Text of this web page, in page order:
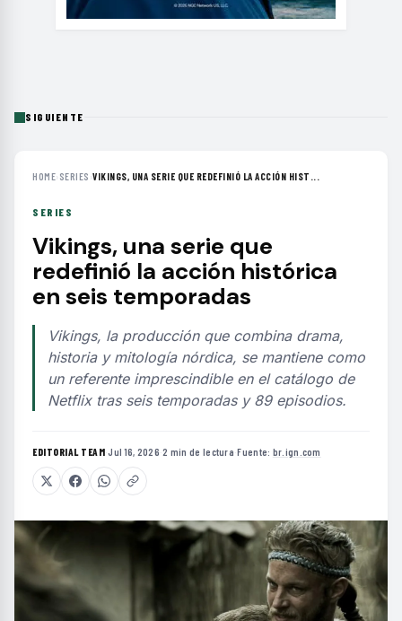
SIGUIENTE
HOME› SERIES ›VIKINGS, UNA SERIE QUE REDEFINIÓ LA ACCIÓN HIST...
SERIES
Vikings, una serie que
redefinió la acción histórica
en seis temporadas
Vikings, la producción que combina drama,
historia y mitología nórdica, se mantiene como
un referente imprescindible en el catálogo de
Netflix tras seis temporadas y 89 episodios.
EDITORIAL TEAM·Jul 16, 2026·2 min de lectura·Fuente: br.ign.com